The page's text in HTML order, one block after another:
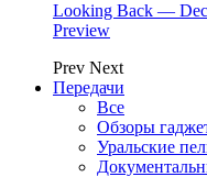
Looking Back —
Preview
Prev Next
Передачи
Все
Обзоры
Уральские